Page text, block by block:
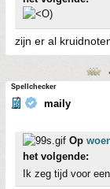
zijn er al
Spellchecker
maily
Op
het volgende:
Ik zeg tijd voor